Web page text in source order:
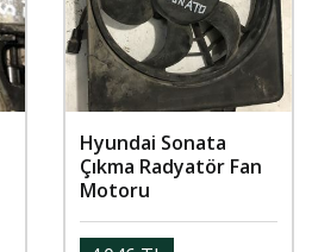
Hyundai Sonata
Çıkma Radyatör Fan
Motoru